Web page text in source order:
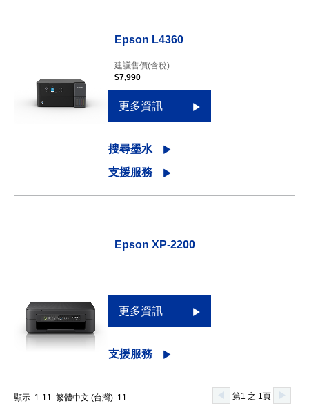
Epson L4360
建議售價(含稅):
$7,990
更多資訊
搜尋墨水
支援服務
Epson XP-2200
更多資訊
支援服務
顯示 1-11 繁體中文 (台灣) 11 第1 之 1頁